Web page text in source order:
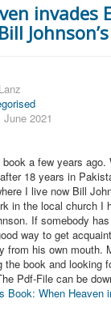
invades
2021
a few years ago.
18 years in
I live now Bill
in the local church I
If somebody
way to get
from his own mouth.
the book and looking
Pdf-File can be
Book: When Heaven